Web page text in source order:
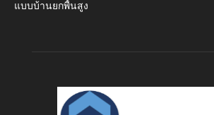
แบบบ้านยกพื้นสูง